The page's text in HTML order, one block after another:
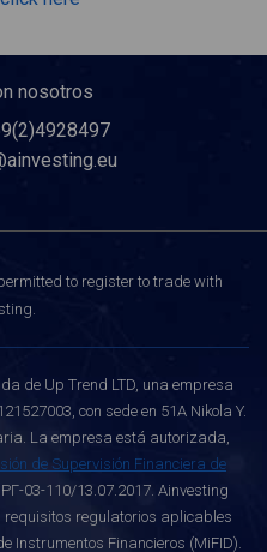
nosotros
to register to trade with
de Up Trend LTD, una empresa
con sede en 51A Nikola Y.
La empresa está autorizada,
de Supervisión Financiera de
03-110/13.07.2017. Ainvesting
requisitos regulatorios aplicables
Instrumentos Financieros (MiFID).